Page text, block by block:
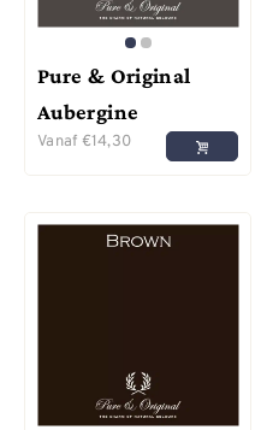
Pure & Original
Aubergine
Vanaf €14,30